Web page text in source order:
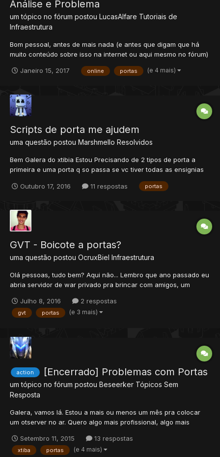
Análise e Problema
um tópico no fórum postou LucasAlfare Tutoriais de
Infraestrutura
Bom pessoal, antes de mais nada (e antes que digam que há
muito conteúdo sobre isso na internet ou aqui mesmo no fórum)
procedimento e que não obtive êxito. De fato já conferi os mais
Janeiro 15, 2017 online portas (e 4 mais)
Scripts de porta me ajudem
uma questão postou Marshmello Resolvidos
Bem Galera do xtibia Estou Precisando de 2 tipos de porta a
primeira e uma porta q so passa se vc tiver todas as ensignias
os darkrai nightmare eo darkrai (para minha quest pesadelos)
Outubro 17, 2016 11 respostas portas
GVT - Boicote a portas?
uma questão postou OcruxBiel Infraestrutura
Olá pessoas, tudo bem? Aqui não... Lembro que ano passado eu
abria servidor de war privado pra brincar com amigos, um
como fechada, pensei que tinha feito errado ou sei lá. Enfim,
deixei quieto e dessa vez eu ia abrir um baiak aqui, c...
Julho 8, 2016 2 respostas
gvt portas (e 3 mais)
action [Encerrado] Problemas com Portas
um tópico no fórum postou Beseerker Tópicos Sem
Resposta
Galera, vamos lá. Estou a mais ou menos um mês pra colocar
um otserver no ar. Quero algo mais profissional, algo mais
como eu. Como tudo começou: Bom, vamos pra parte
importante: Finalmente Agora eu posso! Primeiros passos: C...
Setembro 11, 2015 13 respostas
xtiba portas (e 4 mais)